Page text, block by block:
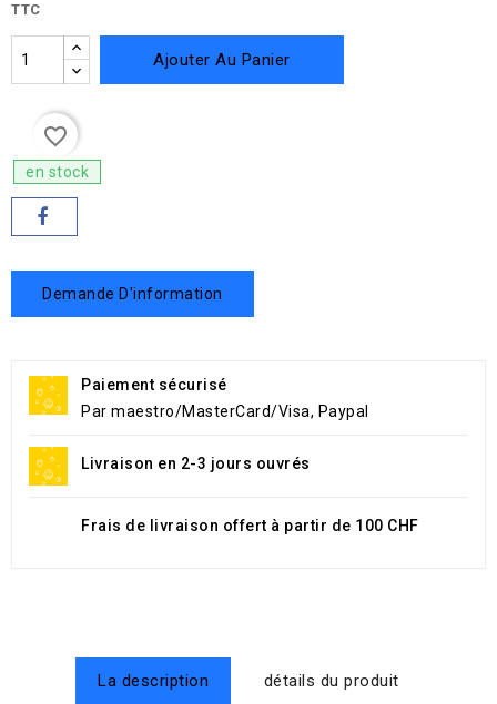
TTC
Ajouter Au Panier
favorite_border
en stock
Demande D'information
Paiement sécurisé
Par maestro/MasterCard/Visa, Paypal
Livraison en 2-3 jours ouvrés
Frais de livraison offert à partir de 100 CHF
La description détails du produit